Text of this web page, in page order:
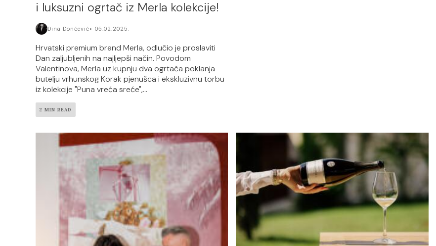
i luksuzni ogrtač iz Merla kolekcije!
Dina Dončević 05.02.2025.
Hrvatski premium brend Merla, odlučio je proslaviti
Dan zaljubljenih na najljepši način. Povodom
Valentinova, Merla uz kupnju dva ogrtača poklanja
butelju vrhunskog Korak pjenušca i ekskluzivnu torbu
iz kolekcije "Puna vreća sreće",...
2 MIN READ